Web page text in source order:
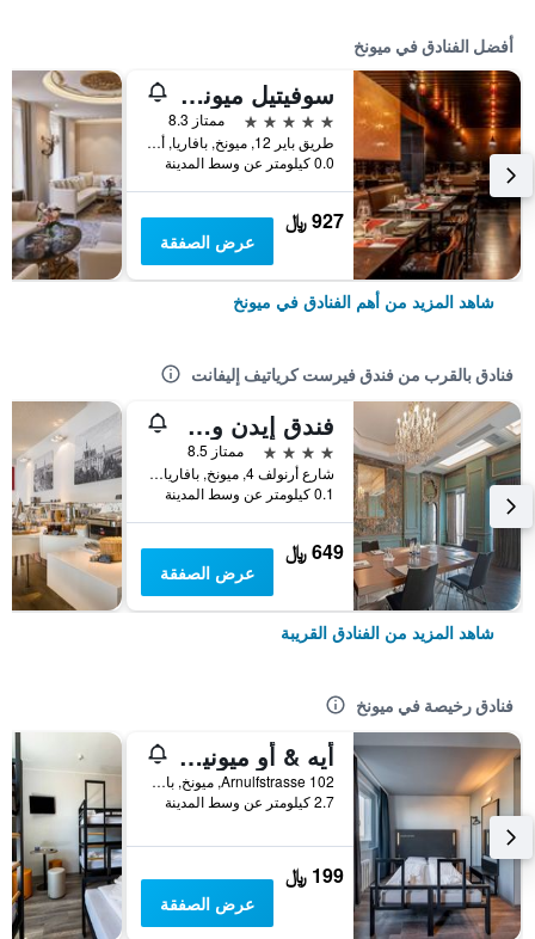
أفضل الفنادق في ميونخ
سوفيتيل ميونيخ بايربوست
5 نجوم
ممتاز 8.3
طريق باير 12, ميونخ, بافاريا, ألمانيا
0.0 كيلومتر عن وسط المدينة
927 ﷼
عرض الصفقة
شاهد المزيد من أهم الفنادق في ميونخ
فنادق بالقرب من فندق فيرست كرياتيف إليفانت
فندق إيدن وولف
4 نجوم
ممتاز 8.5
شارع أرنولف 4, ميونخ, بافاريا, ألمانيا
0.1 كيلومتر عن وسط المدينة
649 ﷼
عرض الصفقة
شاهد المزيد من الفنادق القريبة
فنادق رخيصة في ميونخ
أيه & أو ميونيخ هاكربروكه
Arnulfstrasse 102, ميونخ, بافاريا, ألمانيا
2.7 كيلومتر عن وسط المدينة
199 ﷼
عرض الصفقة